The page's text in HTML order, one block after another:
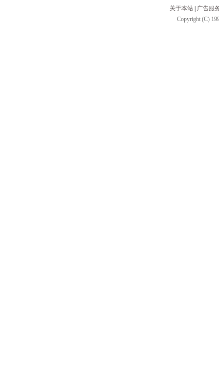
关于本站
广告服
Copyright (C)